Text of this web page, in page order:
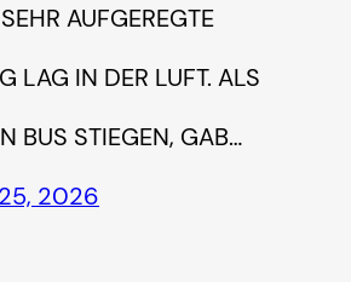
AUFGEREGTE S
IN DER LUFT. ALS W
STIEGEN, GAB…
25, 2026